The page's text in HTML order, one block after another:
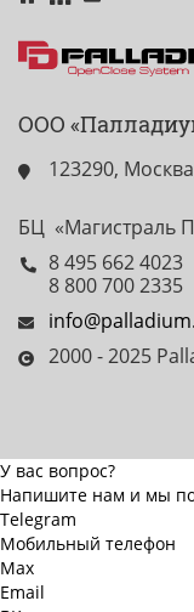
ООО
123290,
БЦ «Магистраль
8 495 662
8 800 700 2335
2000 - 2025
У вас вопрос?
Напишите нам и мы
Telegram
Мобильный телефон
Max
Email